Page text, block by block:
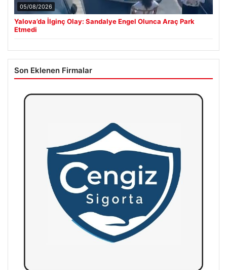
05/08/2026
Yalova’da İlginç Olay: Sandalye Engel Olunca Araç Park
Etmedi
Son Eklenen Firmalar